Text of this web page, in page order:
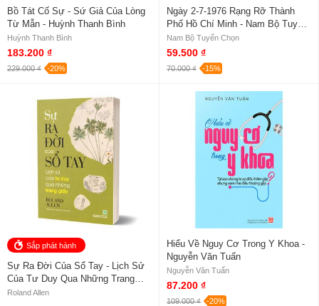
Bồ Tát Cố Sự - Sứ Giả Của Lòng
Từ Mẫn - Huỳnh Thanh Bình
Huỳnh Thanh Bình
183.200 ₫
229.000 ₫ -20%
Ngày 2-7-1976 Rạng Rỡ Thành
Phố Hồ Chí Minh - Nam Bộ Tuyển
Chọn
Nam Bộ Tuyển Chọn
59.500 ₫
70.000 ₫ -15%
Sắp phát hành
Sự Ra Đời Của Sổ Tay - Lịch Sử
Của Tư Duy Qua Những Trang
Giấy - Roland Allen
Roland Allen
Hiểu Về Nguy Cơ Trong Y Khoa -
Nguyễn Văn Tuấn
Nguyễn Văn Tuấn
87.200 ₫
109.000 ₫ -20%